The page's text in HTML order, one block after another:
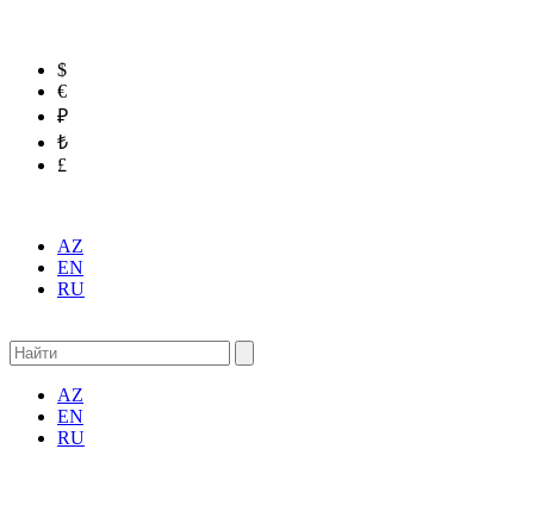
$
€
₽
₺
£
AZ
EN
RU
AZ
EN
RU